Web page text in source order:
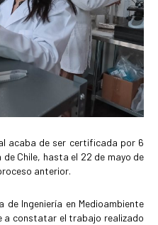
acaba de ser certificada por 6
Chile, hasta el 22 de mayo de
anterior.
de Ingeniería en Medioambiente
a constatar el trabajo realizado